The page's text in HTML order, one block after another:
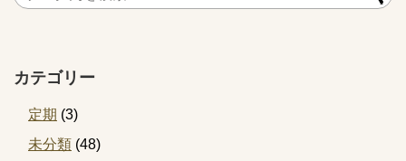
カテゴリー
定期 (3)
未分類 (48)